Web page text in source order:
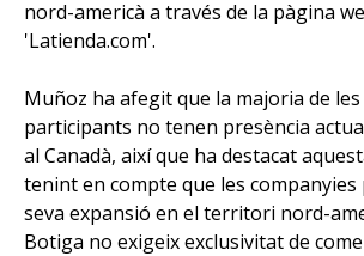
nord-americà a través de la pàgina
'Latienda.com'.
Muñoz ha afegit que la majoria de
participants no tenen presència
al Canadà, així que ha destacat
tenint en compte que les
seva expansió en el territori nord-
Botiga no exigeix exclusivitat de